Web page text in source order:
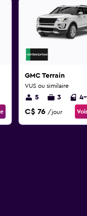
GMC Terrain
VUS ou similaire
5 3
C$ 76 /jour